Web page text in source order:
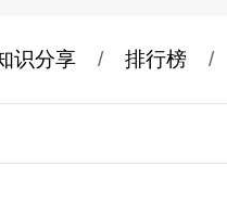
识分享 / 排行榜 /